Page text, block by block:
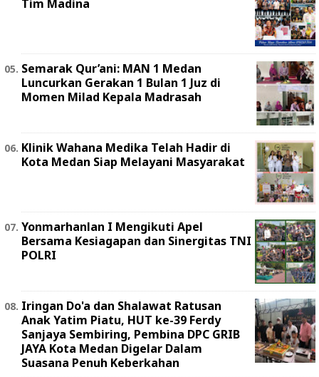
Tim Madina
Semarak Qur’ani: MAN 1 Medan
Luncurkan Gerakan 1 Bulan 1 Juz di
Momen Milad Kepala Madrasah
Klinik Wahana Medika Telah Hadir di
Kota Medan Siap Melayani Masyarakat
Yonmarhanlan I Mengikuti Apel
Bersama Kesiagapan dan Sinergitas TNI
POLRI
Iringan Do'a dan Shalawat Ratusan
Anak Yatim Piatu, HUT ke-39 Ferdy
Sanjaya Sembiring, Pembina DPC GRIB
JAYA Kota Medan Digelar Dalam
Suasana Penuh Keberkahan